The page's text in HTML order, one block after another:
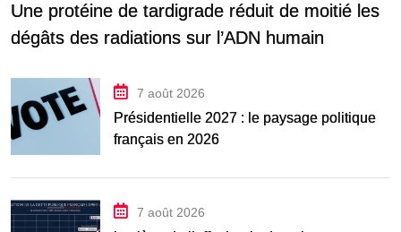
Une protéine de tardigrade réduit de moitié les
dégâts des radiations sur l’ADN humain
7 août 2026
Présidentielle 2027 : le paysage politique
français en 2026
7 août 2026